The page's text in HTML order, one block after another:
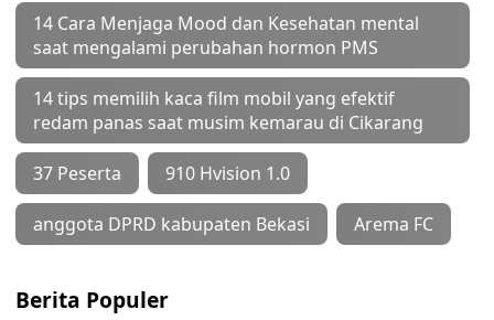
14 Cara Menjaga Mood dan Kesehatan mental
saat mengalami perubahan hormon PMS
14 tips memilih kaca film mobil yang efektif
redam panas saat musim kemarau di Cikarang
37 Peserta 910 Hvision 1.0
anggota DPRD kabupaten Bekasi Arema FC
Berita Populer